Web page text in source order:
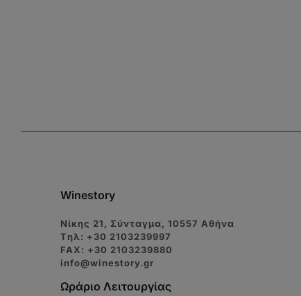
Winestory
Νίκης 21, Σύνταγμα, 10557 Αθήνα
Tηλ: +30 2103239997
FAX: +30 2103239880
info@winestory.gr
Ωράριο Λειτουργίας